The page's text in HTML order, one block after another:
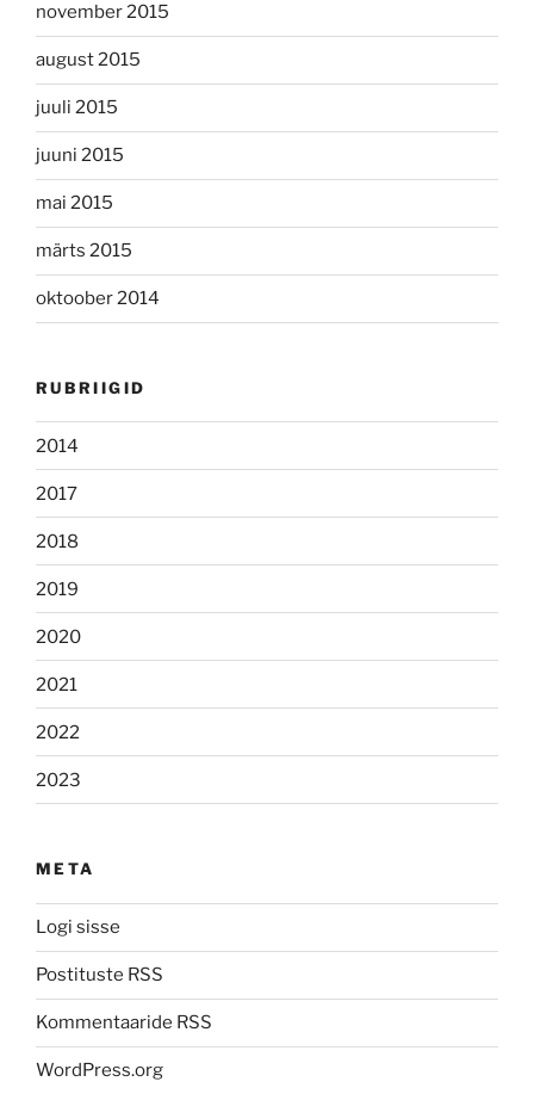
november 2015
august 2015
juuli 2015
juuni 2015
mai 2015
märts 2015
oktoober 2014
RUBRIIGID
2014
2017
2018
2019
2020
2021
2022
2023
META
Logi sisse
Postituste RSS
Kommentaaride RSS
WordPress.org